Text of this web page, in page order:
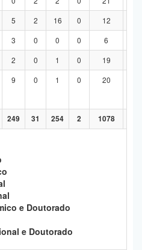
5 2 16 0 12
3 0 0 0 6
2 0 1 0 19
9 0 1 0 20
249 31 254 2 1078
e Doutorado
e Doutorado